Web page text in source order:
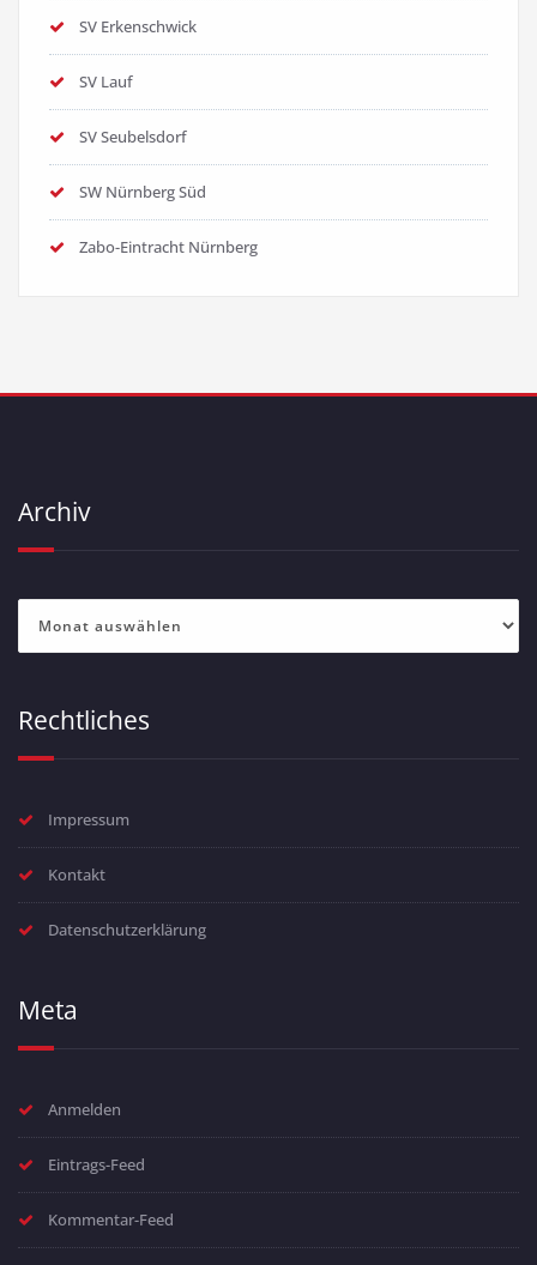
SV Erkenschwick
SV Lauf
SV Seubelsdorf
SW Nürnberg Süd
Zabo-Eintracht Nürnberg
Archiv
Rechtliches
Impressum
Kontakt
Datenschutzerklärung
Meta
Anmelden
Eintrags-Feed
Kommentar-Feed